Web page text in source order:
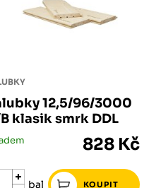
12,5/96/3000
klasik smrk DDL
828 Kč
bal